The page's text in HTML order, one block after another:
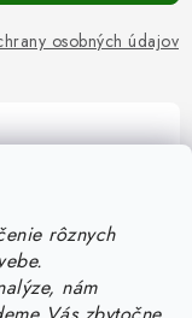
rôznych
nám
osobných údajov
tu pre vás!